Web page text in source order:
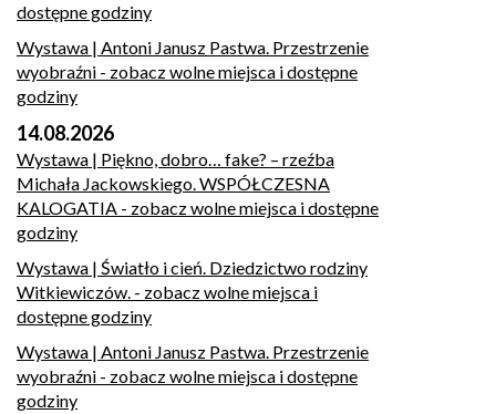
dostępne godziny
Wystawa | Antoni Janusz Pastwa. Przestrzenie
wyobraźni - zobacz wolne miejsca i dostępne
godziny
14.08.2026
Wystawa | Piękno, dobro… fake? – rzeźba
Michała Jackowskiego. WSPÓŁCZESNA
KALOGATIA - zobacz wolne miejsca i dostępne
godziny
Wystawa | Światło i cień. Dziedzictwo rodziny
Witkiewiczów. - zobacz wolne miejsca i
dostępne godziny
Wystawa | Antoni Janusz Pastwa. Przestrzenie
wyobraźni - zobacz wolne miejsca i dostępne
godziny